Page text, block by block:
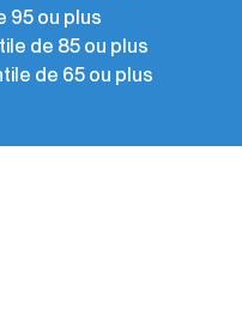
95 ou plus
de 85 ou plus
de 65 ou plus